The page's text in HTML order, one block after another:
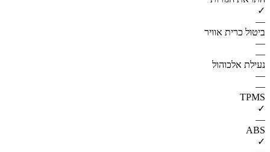
✓
—
ביטול כרית אוויר
—
—
נעילת אלכוהול
—
—
TPMS
✓
—
ABS
✓